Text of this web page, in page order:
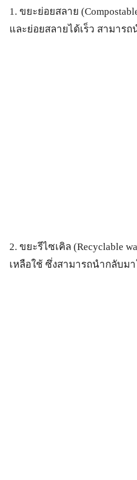
1. ขยะย่อยสลาย
และย่อยสลายได้เร็ว สามาร
2. ขยะรีไซเคิล (Recyclable
เหลือใช้ ซึ่งสามารถนำกลับม